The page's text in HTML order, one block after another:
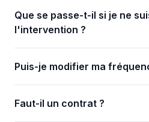
Que se passe-t-il si je ne
l'intervention ?
Puis-je modifier ma
Faut-il un contrat ?